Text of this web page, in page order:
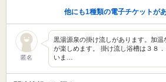
他にも1種類の電子チケットが
匿名
黒湯源泉の掛け流しがあります。加
が楽しめます。 掛け流し浴槽は３８
いま…